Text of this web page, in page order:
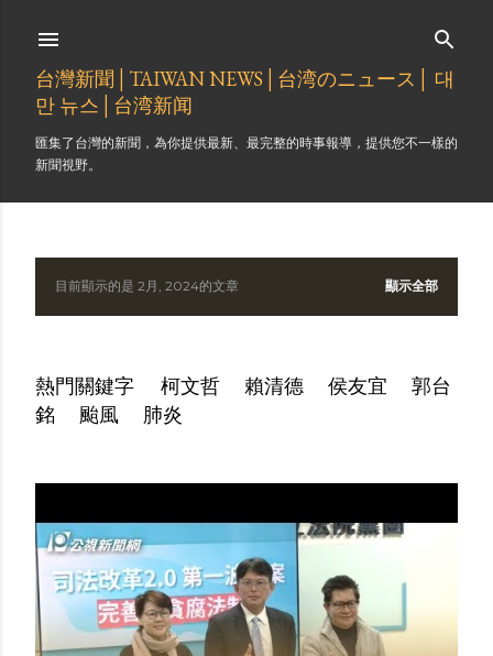
台灣新聞│TAIWAN NEWS│台湾のニュース│ 대
만 뉴스│台湾新闻
匯集了台灣的新聞，為你提供最新、最完整的時事報導，提供您不一樣的
新聞視野。
發
文
目前顯示的是 2月, 2024的文章 顯示全部
熱門關鍵字 柯文哲 賴清德 侯友宜
郭台
銘
颱風 肺炎